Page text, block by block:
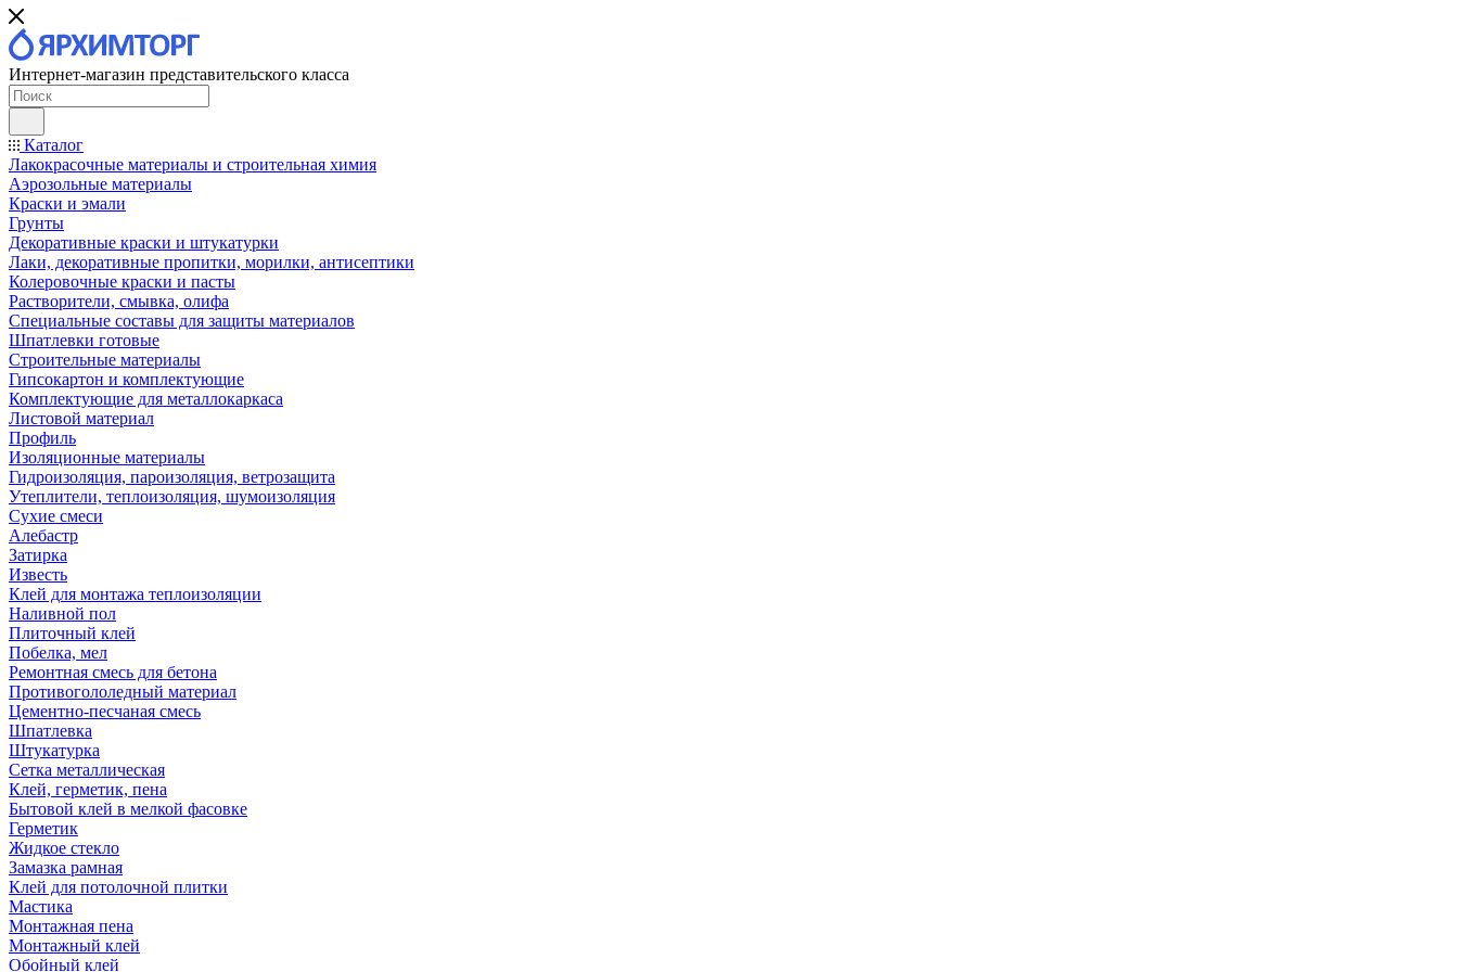
Интернет-магазин представительского класса
Каталог
Лакокрасочные материалы и строительная химия
Аэрозольные материалы
Краски и эмали
Грунты
Декоративные краски и штукатурки
Лаки, декоративные пропитки, морилки, антисептики
Колеровочные краски и пасты
Растворители, смывка, олифа
Специальные составы для защиты материалов
Шпатлевки готовые
Строительные материалы
Гипсокартон и комплектующие
Комплектующие для металлокаркаса
Листовой материал
Профиль
Изоляционные материалы
Гидроизоляция, пароизоляция, ветрозащита
Утеплители, теплоизоляция, шумоизоляция
Сухие смеси
Алебастр
Затирка
Известь
Клей для монтажа теплоизоляции
Наливной пол
Плиточный клей
Побелка, мел
Ремонтная смесь для бетона
Противогололедный материал
Цементно-песчаная смесь
Шпатлевка
Штукатурка
Сетка металлическая
Клей, герметик, пена
Бытовой клей в мелкой фасовке
Герметик
Жидкое стекло
Замазка рамная
Клей для потолочной плитки
Мастика
Монтажная пена
Монтажный клей
Обойный клей